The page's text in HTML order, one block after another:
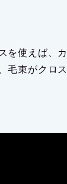
を使えば、
毛束がクロ